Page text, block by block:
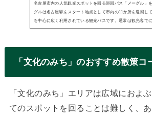
名古屋市内の人気観光スポットを回る巡回バス「メーグル」
グルは名古屋駅をスタート地点として市内の11か所を巡回し
を中心に広く利用されている観光バスです。通常は観光客で
すが、新型コ...
「文化のみち」のおすすめ散策コ
「文化のみち」エリアは広域におよ
てのスポットを回ることは難しく、